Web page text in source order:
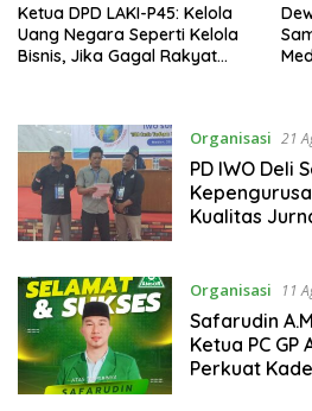
Ketua DPD LAKI-P45: Kelola
Uang Negara Seperti Kelola
Bisnis, Jika Gagal Rakyat
Organisasi 21
PD IWO Deli
Kualitas
Organisasi 11
Safarudin
Ketua PC GP
Perkuat